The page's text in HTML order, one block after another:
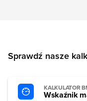
Sprawdź nasze
KALKULATOR
Wskaźnik